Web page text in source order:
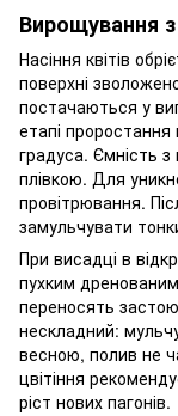
Вирощування з
Насіння квітів
поверхні
постачаються у
етапі
градуса. Ємність
плівкою. Для
провітрювання.
замульчувати
При висадці в
пухким
переносять
нескладний:
весною, полив не
цвітіння
ріст нових пагонів.